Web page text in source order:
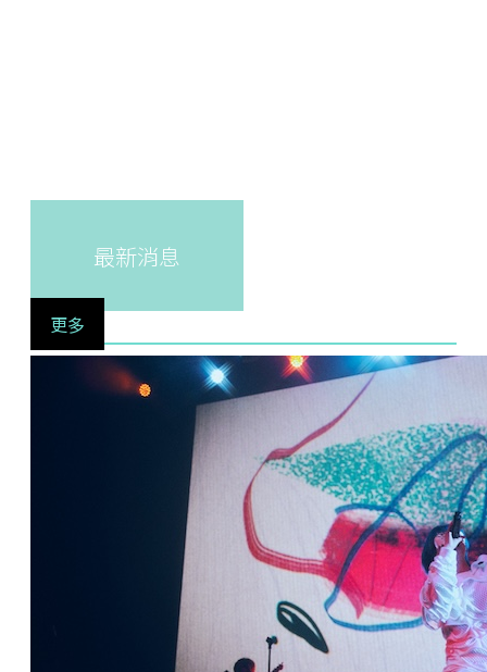
最新消息
更多